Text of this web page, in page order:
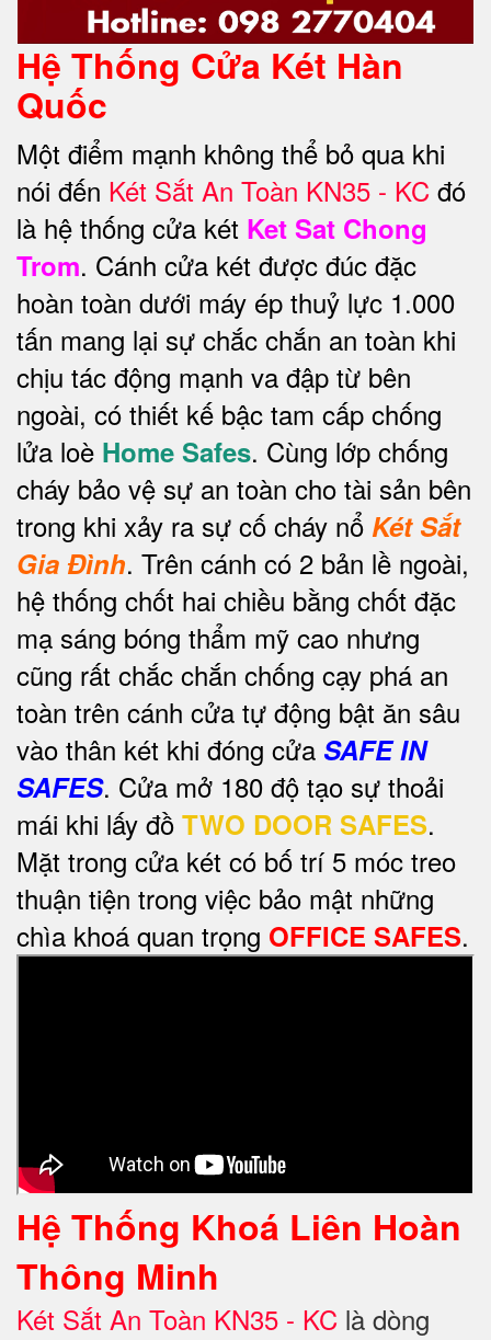
Hệ Thống Cửa Két Hàn
Quốc
Một điểm mạnh không thể bỏ qua khi
nói đến Két Sắt An Toàn KN35 - KC đó
là hệ thống cửa két Ket Sat Chong
Trom. Cánh cửa két được đúc đặc
hoàn toàn dưới máy ép thuỷ lực 1.000
tấn mang lại sự chắc chắn an toàn khi
chịu tác động mạnh va đập từ bên
ngoài, có thiết kế bậc tam cấp chống
lửa loè Home Safes. Cùng lớp chống
cháy bảo vệ sự an toàn cho tài sản bên
trong khi xảy ra sự cố cháy nổ Két Sắt
Gia Đình. Trên cánh có 2 bản lề ngoài,
hệ thống chốt hai chiều bằng chốt đặc
mạ sáng bóng thẩm mỹ cao nhưng
cũng rất chắc chắn chống cạy phá an
toàn trên cánh cửa tự động bật ăn sâu
vào thân két khi đóng cửa SAFE IN
SAFES. Cửa mở 180 độ tạo sự thoải
mái khi lấy đồ TWO DOOR SAFES.
Mặt trong cửa két có bố trí 5 móc treo
thuận tiện trong việc bảo mật những
chìa khoá quan trọng OFFICE SAFES.
Hệ Thống Khoá Liên Hoàn
Thông Minh
Két Sắt An Toàn KN35 - KC là dòng